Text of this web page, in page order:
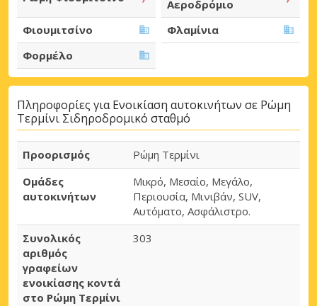
Αεροδρόμιο
Φιουμιτσίνο
Φλαμίνια
Φορμέλο
Πληροφορίες για Ενοικίαση αυτοκινήτων σε Ρώμη
Τερμίνι Σιδηροδρομικό σταθμό
Προορισμός
Ρώμη Τερμίνι
Ομάδες
αυτοκινήτων
Μικρό, Μεσαίο, Μεγάλο,
Περιουσία, Μινιβάν, SUV,
Αυτόματο, Ασφάλιστρο.
Συνολικός
αριθμός
γραφείων
ενοικίασης κοντά
στο Ρώμη Τερμίνι
303